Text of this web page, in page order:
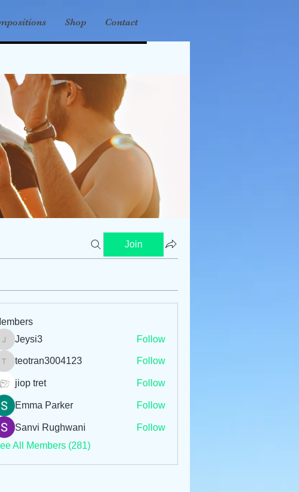
Shop Contact
Join
Jeysi3
Jeysi3 Follow
teotran3004123
teotran3004123 Follow
jiop tret Follow
Emma Parker Follow
Sanvi Rughwani
Follow
All Members (281)